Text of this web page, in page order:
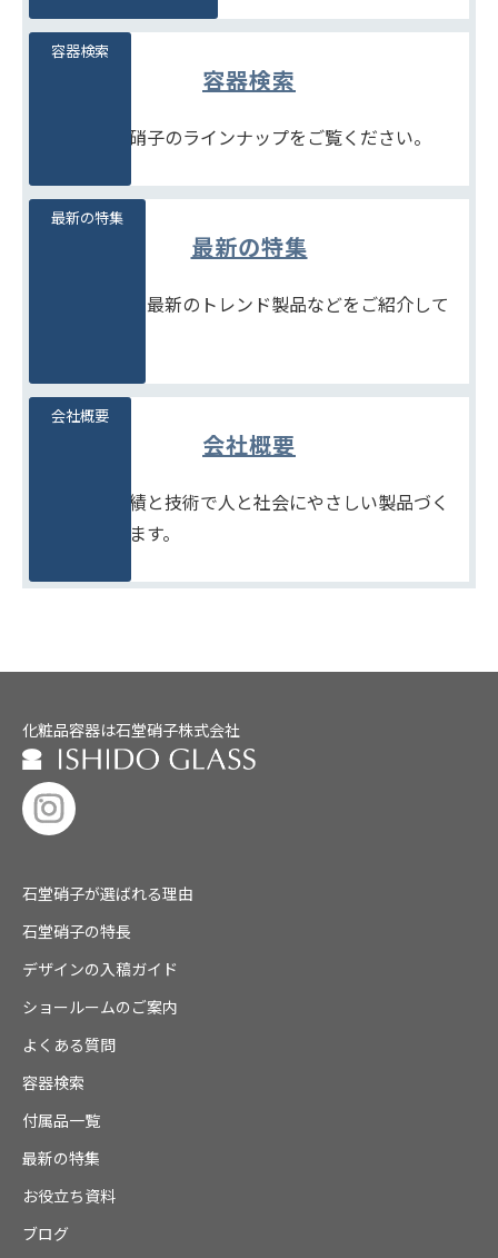
容器検索
豊富な石堂硝子のラインナップをご覧ください。
容器検索
最新の特集
季節商品や、最新のトレンド製品などをご紹介して
最新の特集
会社概要
たしかな実績と技術で人と社会にやさしい製品づく
りをめざします。
会社概要
化粧品容器は石堂硝子株式会社
石堂硝子が選ばれる理由
石堂硝子の特長
デザインの入稿ガイド
ショールームのご案内
よくある質問
容器検索
付属品一覧
最新の特集
お役立ち資料
ブログ